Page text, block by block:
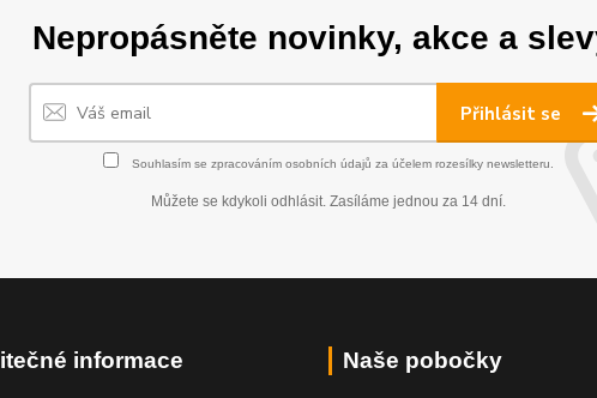
Nepropásněte novinky, akce a
Přihlásit se
Souhlasím se zpracováním osobních údajů za účelem rozesílky newsletteru.
Můžete se kdykoli odhlásit. Zasíláme jednou za 14 dní.
informace Naše pobočky